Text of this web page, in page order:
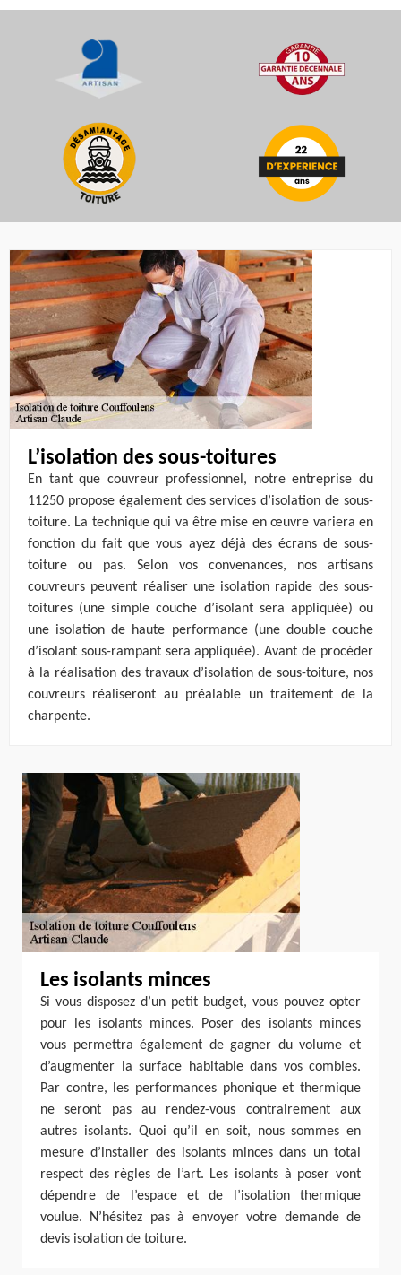
L’isolation des sous-toitures
En tant que couvreur professionnel, notre entreprise du
11250 propose également des services d’isolation de sous-
toiture. La technique qui va être mise en œuvre variera en
fonction du fait que vous ayez déjà des écrans de sous-
toiture ou pas. Selon vos convenances, nos artisans
couvreurs peuvent réaliser une isolation rapide des sous-
toitures (une simple couche d’isolant sera appliquée) ou
une isolation de haute performance (une double couche
d’isolant sous-rampant sera appliquée). Avant de procéder
à la réalisation des travaux d’isolation de sous-toiture, nos
couvreurs réaliseront au préalable un traitement de la
charpente.
Les isolants minces
Si vous disposez d’un petit budget, vous pouvez opter
pour les isolants minces. Poser des isolants minces
vous permettra également de gagner du volume et
d’augmenter la surface habitable dans vos combles.
Par contre, les performances phonique et thermique
ne seront pas au rendez-vous contrairement aux
autres isolants. Quoi qu’il en soit, nous sommes en
mesure d’installer des isolants minces dans un total
respect des règles de l’art. Les isolants à poser vont
dépendre de l’espace et de l’isolation thermique
voulue. N’hésitez pas à envoyer votre demande de
devis isolation de toiture.